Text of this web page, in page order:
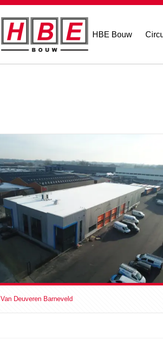
HBE Bouw
Van Deuveren Barneveld